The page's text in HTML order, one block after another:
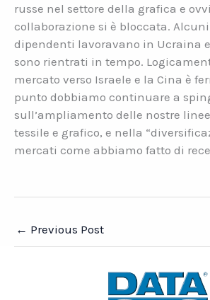
russe nel settore della grafica e
collaborazione si è bloccata.
dipendenti lavoravano in Ucraina
sono rientrati in tempo.
mercato verso Israele e la Cina è
punto dobbiamo continuare a
sull’ampliamento delle nostre
tessile e grafico, e nella
mercati come abbiamo fatto di
← Previous Post